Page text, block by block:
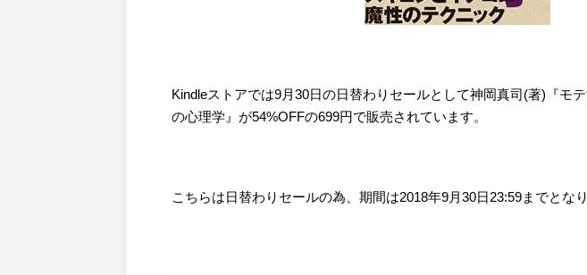
Kindleストアでは9月30日の日替わりセールとして神岡真司(著)『モ
の心理学』が54%OFFの699円で販売されています。
こちらは日替わりセールの為、期間は2018年9月30日23:59までとなり